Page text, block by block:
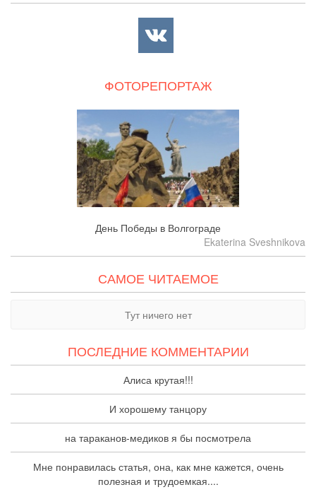
ФОТОРЕПОРТАЖ
День Победы в Волгограде
Ekaterina Sveshnikova
САМОЕ ЧИТАЕМОЕ
Тут ничего нет
ПОСЛЕДНИЕ КОММЕНТАРИИ
Алиса крутая!!!
И хорошему танцору
на тараканов-медиков я бы посмотрела
Мне понравилась статья, она, как мне кажется, очень
полезная и трудоемкая....